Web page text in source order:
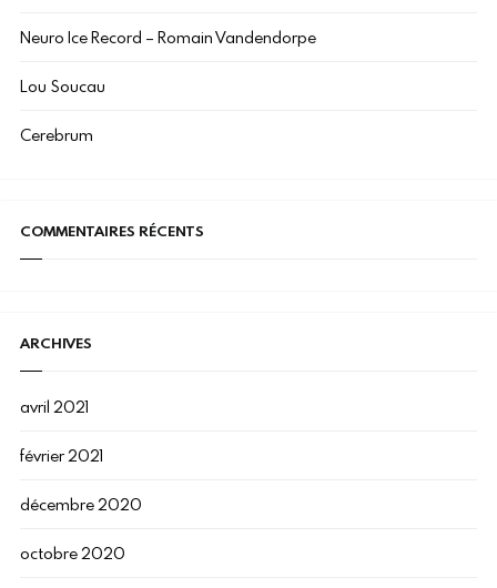
Neuro Ice Record – Romain Vandendorpe
Lou Soucau
Cerebrum
COMMENTAIRES RÉCENTS
ARCHIVES
avril 2021
février 2021
décembre 2020
octobre 2020